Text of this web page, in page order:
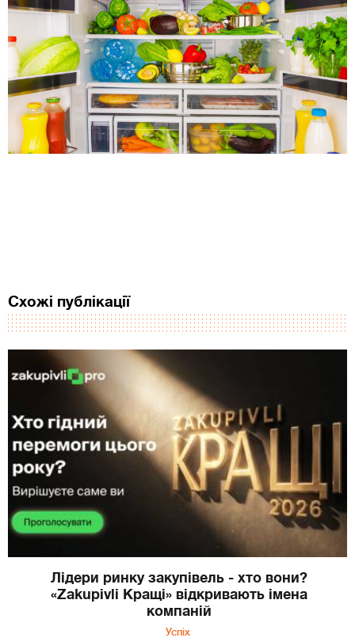
Схожі публікації
Лідери ринку закупівель - хто вони?
«Zakupivli Кращі» відкривають імена
компаній
Успіх